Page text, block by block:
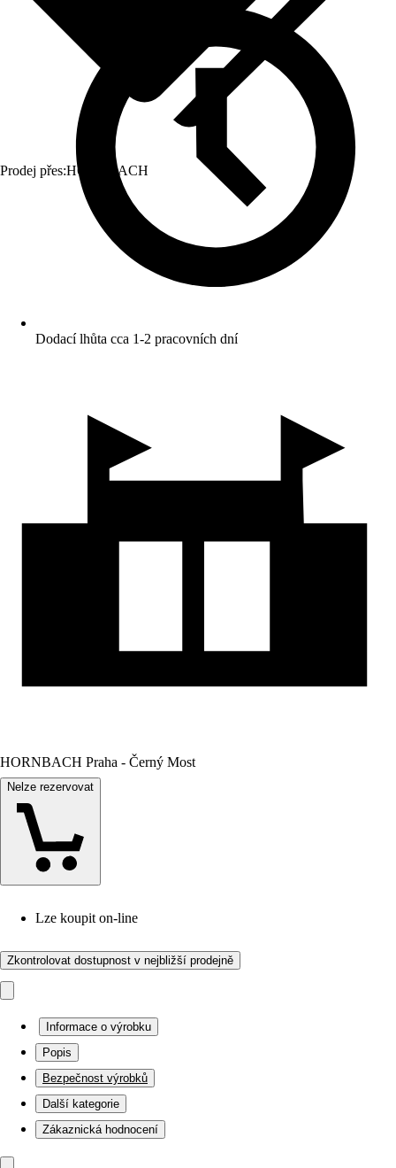
Prodej přes:HORNBACH
Dodací lhůta cca 1-2 pracovních dní
HORNBACH Praha - Černý Most
Nelze rezervovat
Lze koupit on-line
Zkontrolovat dostupnost v nejbližší prodejně
Informace o výrobku
Popis
Bezpečnost výrobků
Další kategorie
Zákaznická hodnocení